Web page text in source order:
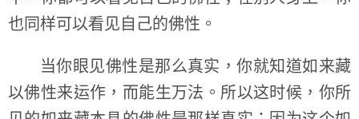
也同样可以看见自己的佛性。
当你眼见佛性是那么真实，你就知道如来藏
以佛性来运作，而能生万法。所以这时候，你所